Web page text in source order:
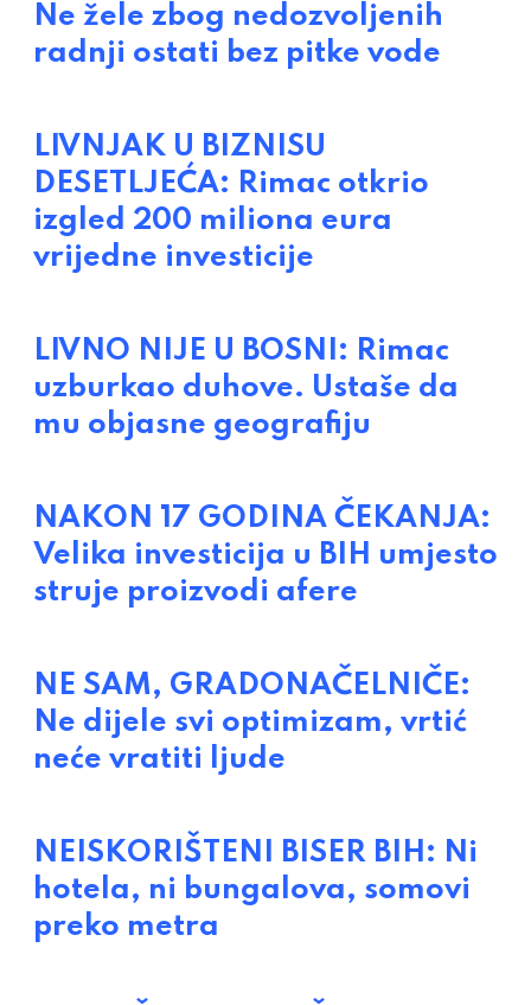
Ne žele zbog nedozvoljenih
radnji ostati bez pitke vode
LIVNJAK U BIZNISU
DESETLJEĆA: Rimac otkrio
izgled 200 miliona eura
vrijedne investicije
LIVNO NIJE U BOSNI: Rimac
uzburkao duhove. Ustaše da
mu objasne geografiju
NAKON 17 GODINA ČEKANJA:
Velika investicija u BIH umjesto
struje proizvodi afere
NE SAM, GRADONAČELNIČE:
Ne dijele svi optimizam, vrtić
neće vratiti ljude
NEISKORIŠTENI BISER BIH: Ni
hotela, ni bungalova, somovi
preko metra